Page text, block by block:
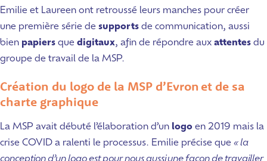
Emilie et Laureen ont retroussé leurs manches pour créer
une première série de supports de communication, aussi
bien papiers que digitaux, afin de répondre aux attentes du
groupe de travail de la MSP.
Création du logo de la MSP d’Evron et de sa
charte graphique
La MSP avait débuté l’élaboration d’un logo en 2019 mais la
crise COVID a ralenti le processus. Emilie précise que « la